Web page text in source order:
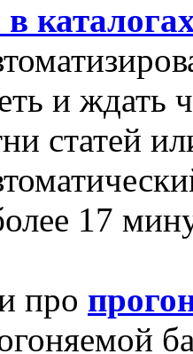
и ждать
статей
17
про